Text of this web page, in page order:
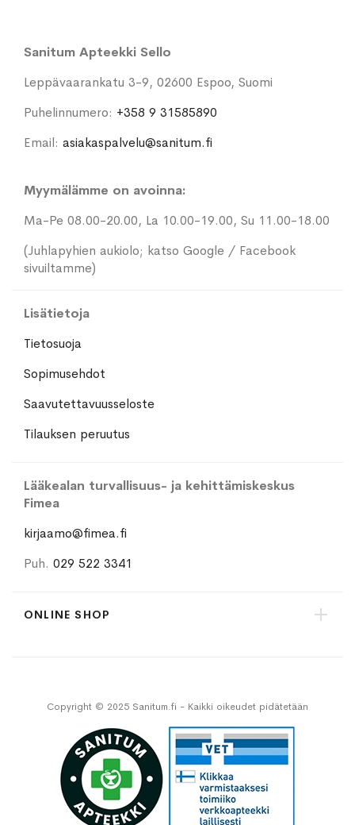
Sanitum Apteekki Sello
Leppävaarankatu 3-9, 02600 Espoo, Suomi
Puhelinnumero: +358 9 31585890
Email: asiakaspalvelu@sanitum.fi
Myymälämme on avoinna:
Ma-Pe 08.00-20.00, La 10.00-19.00, Su 11.00-18.00
(Juhlapyhien aukiolo; katso Google / Facebook
sivuiltamme)
Lisätietoja
Tietosuoja
Sopimusehdot
Saavutettavuusseloste
Tilauksen peruutus
Lääkealan turvallisuus- ja kehittämiskeskus
Fimea
kirjaamo@fimea.fi
Puh. 029 522 3341
ONLINE SHOP
Copyright © 2025 Sanitum.fi - Kaikki oikeudet pidätetään